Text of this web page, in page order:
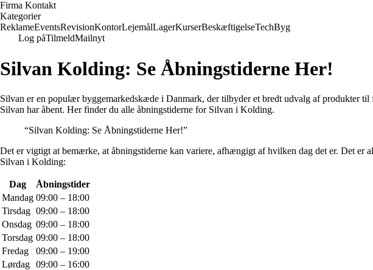
Firma Kontakt
Kategorier
ReklameEventsRevisionKontorLejemålLagerKurserBeskæftigelseTechByg
Log påTilmeldMailnyt
Silvan Kolding: Se Åbningstiderne Her!
Silvan er en populær byggemarkedskæde i Danmark, der tilbyder et bredt udvalg af produkter
Silvan har åbent. Her finder du alle åbningstiderne for Silvan i Kolding.
“Silvan Kolding: Se Åbningstiderne Her!”
Det er vigtigt at bemærke, at åbningstiderne kan variere, afhængigt af hvilken dag det er. Det er
Silvan i Kolding:
Dag
Åbningstider
Mandag 09:00 – 18:00
Tirsdag 09:00 – 18:00
Onsdag 09:00 – 18:00
Torsdag 09:00 – 18:00
Fredag
09:00 – 19:00
Lørdag 09:00 – 16:00